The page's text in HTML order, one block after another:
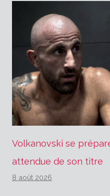
Volkanovski se
attendue de son titre
8 août 2026